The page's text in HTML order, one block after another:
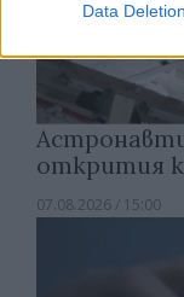
Data Deletion
Астронавти
открития
07.08.2026 / 15:00